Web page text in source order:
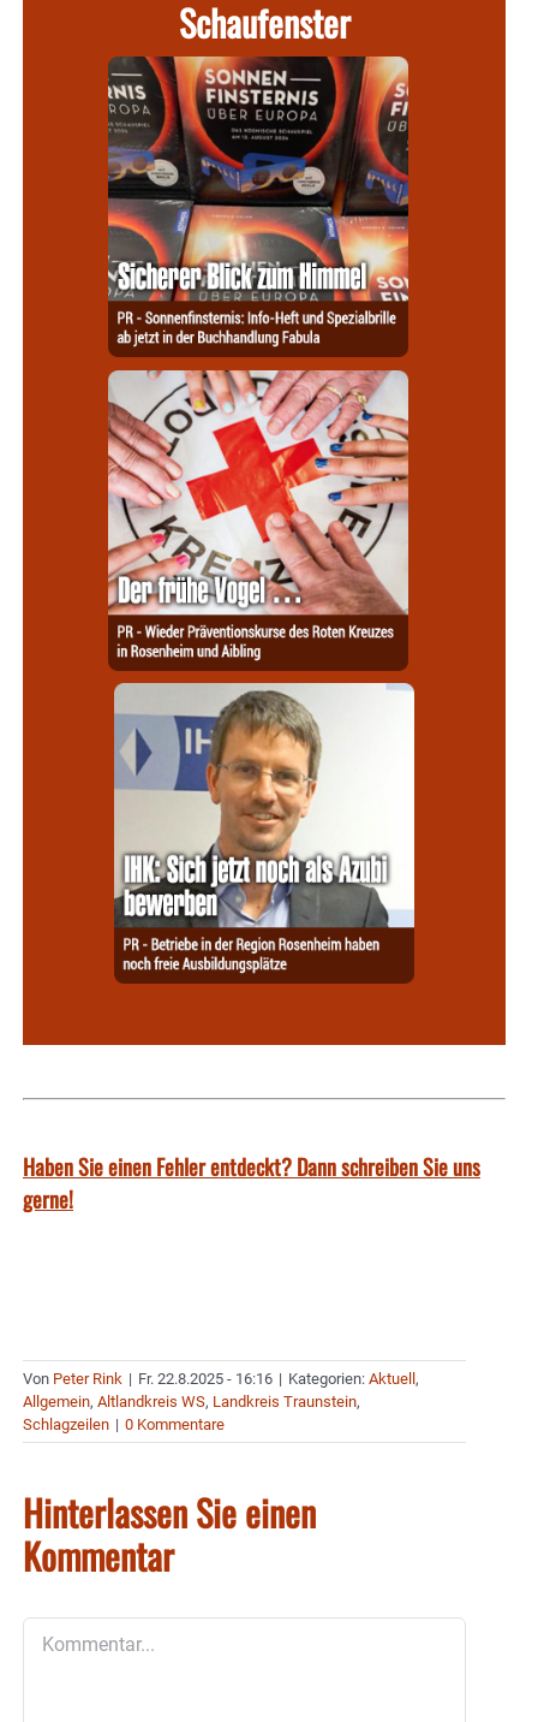
Schaufenster
Haben Sie einen Fehler entdeckt? Dann schreiben Sie uns
gerne!
Von Peter Rink | Fr. 22.8.2025 - 16:16 | Kategorien: Aktuell ,
Allgemein, Altlandkreis WS, Landkreis Traunstein,
Schlagzeilen | 0 Kommentare
Hinterlassen Sie einen
Kommentar